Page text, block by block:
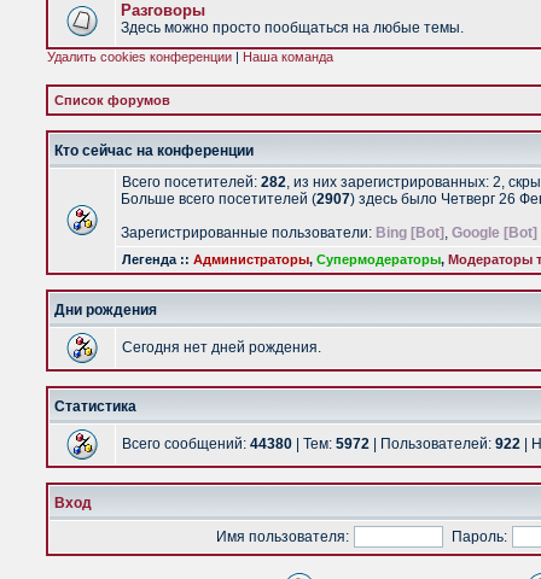
Разговоры
Здесь можно просто пообщаться на любые темы.
Удалить cookies конференции | Наша команда
Список форумов
Кто сейчас на конференции
Всего посетителей: 282, из них зарегистрированных: 2,
Больше всего посетителей (2907) здесь было Четверг 26
Зарегистрированные пользователи: Bing [Bot] , Google [Bot]
Легенда :: Администраторы, Супермодераторы, Модераторы
Дни рождения
Сегодня нет дней рождения.
Статистика
Всего сообщений: 44380 | Тем: 5972 | Пользователей: 922 |
Вход
Имя пользователя:
Пароль: